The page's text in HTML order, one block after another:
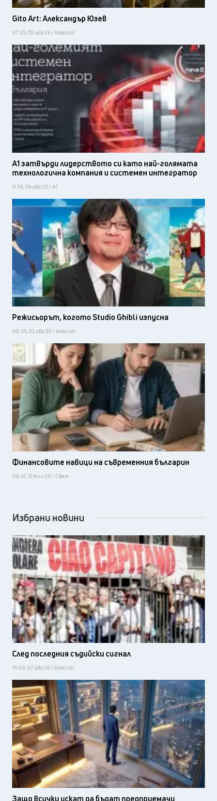
Gito Art: Александър Юзев
07:25, 09 авг 26 / Idealisti
А1 затвърди лидерството си като най-голямата
технологична компания и системен интегратор
11:56, 04 авг 26 / А1
Режисьорът, когото Studio Ghibli изпусна
08:55, 02 авг 26 / Idealisti
Финансовите навици на съвременния българин
08:41, 31 юли 26 / Свят
Избрани новини
След последния съдийски сигнал
15:00, 07 авг 26 / Idealisti
Защо всички искат да бъдат предприемачи